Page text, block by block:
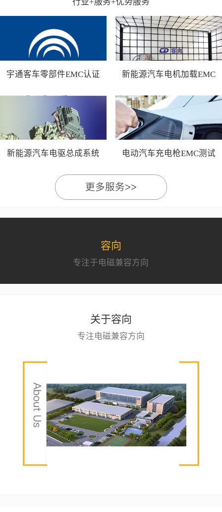
宇通客车零部件EMC认证
新能源汽车电机加载EMC
新能源汽车电驱总成系统
电动汽车充电枪EMC测试
更多服务>>
容向
专注于电磁兼容方向
关于容向
专注电磁兼容方向